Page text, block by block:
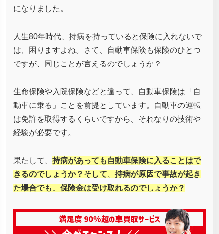
になりました。
人生80年時代、持病を持っていると保険に入れないで
は、困りますよね。さて、自動車保険も保険のひとつ
ですが、同じことが言えるのでしょうか？
生命保険や入院保険などと違って、自動車保険は「自
動車に乗る」ことを前提としています。自動車の運転
は免許を取得するくらいですから、それなりの技術や
経験が必要です。
果たして、 持病があっても自動車保険に入ることはで
きるのでしょうか？そして、持病が原因で事故が起き
た場合でも、保険金は受け取れるのでしょうか？